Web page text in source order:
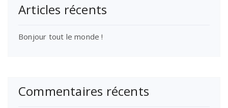
Articles récents
Bonjour tout le monde !
Commentaires récents